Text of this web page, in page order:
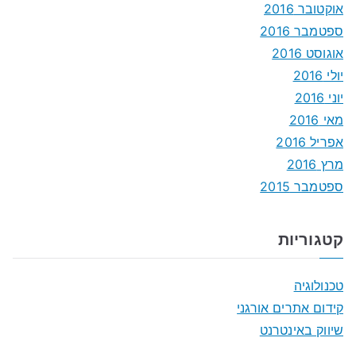
אוקטובר 2016
ספטמבר 2016
אוגוסט 2016
יולי 2016
יוני 2016
מאי 2016
אפריל 2016
מרץ 2016
ספטמבר 2015
קטגוריות
טכנולוגיה
קידום אתרים אורגני
שיווק באינטרנט